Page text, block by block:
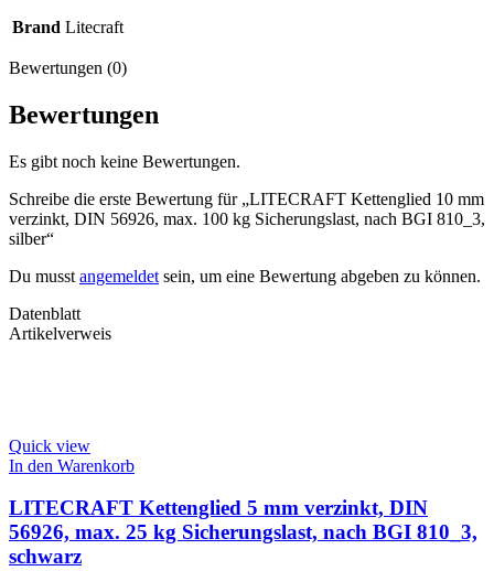
Brand Litecraft
Bewertungen (0)
Bewertungen
Es gibt noch keine Bewertungen.
Schreibe die erste Bewertung für „LITECRAFT Kettenglied 10 mm
verzinkt, DIN 56926, max. 100 kg Sicherungslast, nach BGI 810_3,
silber“
Du musst angemeldet sein, um eine Bewertung abgeben zu können.
Datenblatt
Artikelverweis
Quick view
In den Warenkorb
LITECRAFT Kettenglied 5 mm verzinkt, DIN
56926, max. 25 kg Sicherungslast, nach BGI 810_3,
schwarz